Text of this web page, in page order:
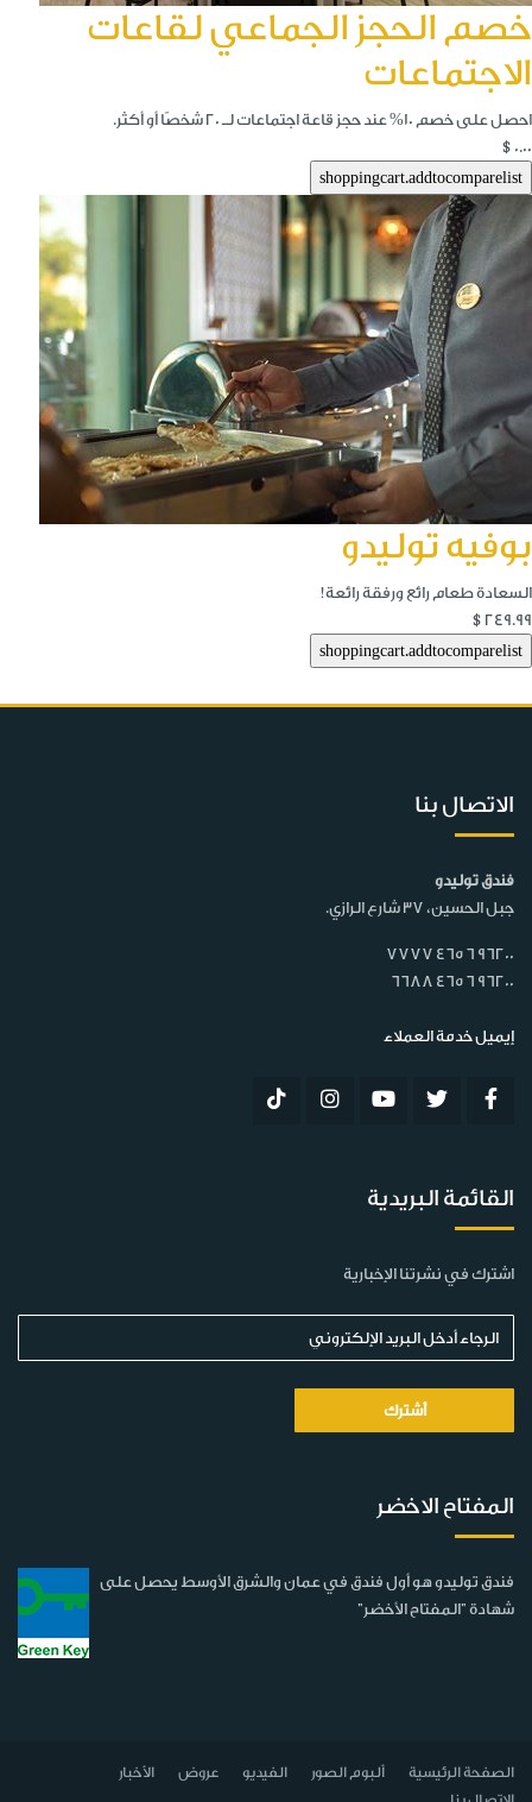
خصم الحجز الجماعي لقاعات
الاجتماعات
احصل على خصم 10% عند حجز قاعة اجتماعات لـ 20 شخصًا أو أكثر.
$0.00
بوفيه توليدو
السعادة طعام رائع ورفقة رائعة!
$249.99
الاتصال بنا
فندق توليدو
جبل الحسين، 37 شارع الرازي.
7777 465 6 96200
6688 465 6 96200
إيميل خدمة العملاء
القائمة البريدية
اشترك في نشرتنا الإخبارية
المفتاح الاخضر
فندق توليدو هو أول فندق في عمان والشرق الأوسط يحصل على
شهادة "المفتاح الأخضر"
الصفحة الرئيسية ألبوم الصور الفيديو عروض
الأخبار